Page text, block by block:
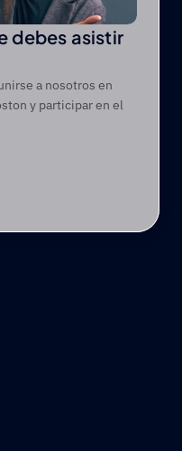
debes asistir
a nosotros en
y participar en el